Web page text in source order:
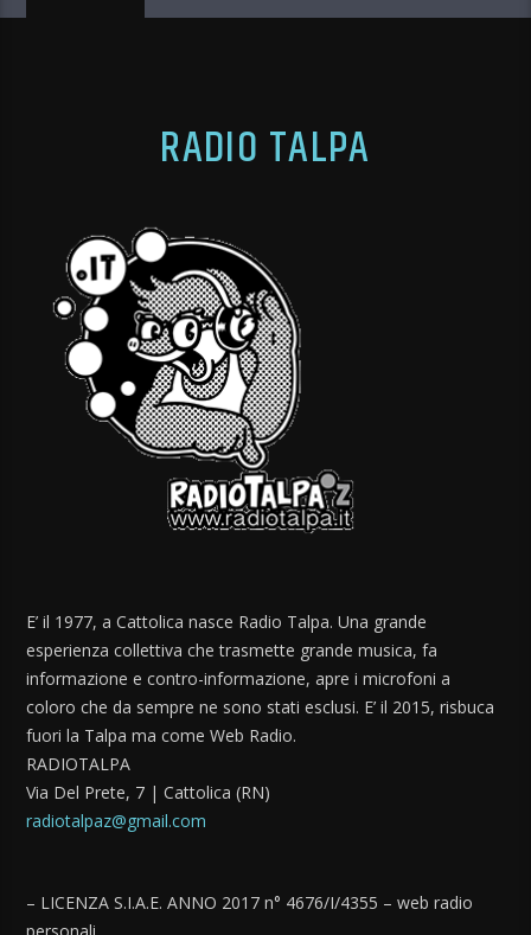
RADIO TALPA
E’ il 1977, a Cattolica nasce Radio Talpa. Una grande
esperienza collettiva che trasmette grande musica, fa
informazione e contro-informazione, apre i microfoni a
coloro che da sempre ne sono stati esclusi. E’ il 2015, risbuca
fuori la Talpa ma come Web Radio.
RADIOTALPA
Via Del Prete, 7 | Cattolica (RN)
radiotalpaz@gmail.com
– LICENZA S.I.A.E. ANNO 2017 n° 4676/I/4355 – web radio